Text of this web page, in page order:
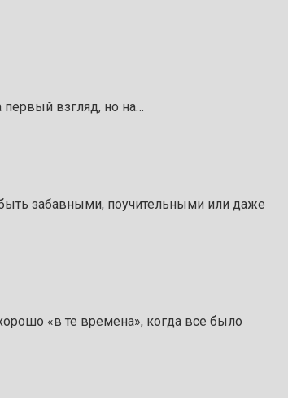
взгляд, но на…
забавными, поучительными или даже
«в те времена», когда все было